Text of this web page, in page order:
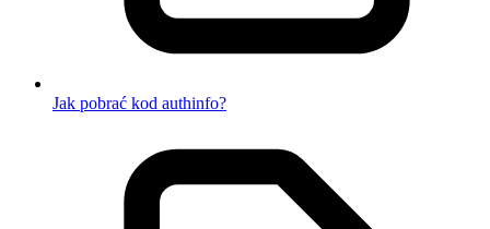
Jak pobrać kod authinfo?